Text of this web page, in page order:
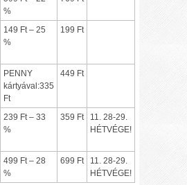
%
149 Ft – 25
%
199 Ft
PENNY
kártyával:335
Ft
449 Ft
239 Ft – 33
%
359 Ft
11. 28-29.
HÉTVÉGE!
499 Ft – 28
%
699 Ft
11. 28-29.
HÉTVÉGE!